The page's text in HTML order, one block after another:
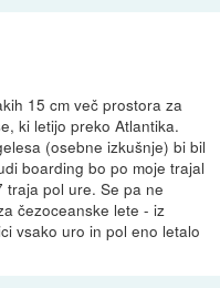
15 cm več prostora za
ki letijo preko Atlantika.
(osebne izkušnje) bi bil
boarding bo po moje trajal
traja pol ure. Se pa ne
čezoceanske lete - iz
vsako uro in pol eno letalo